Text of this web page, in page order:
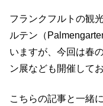
フランクフルトの観
ルテン（
いますが、今回は春
ン展なども開催して
こちらの記事と一緒